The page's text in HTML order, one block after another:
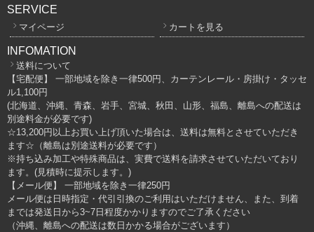
SERVICE
マイページ カートを見る
INFOMATION
送料について
【宅配便】 一部地域を除き一律500円、カーテンレール・房掛け・タッセ
ル1,100円
(北海道、沖縄、青森、岩手、宮城、秋田、山形、福島、離島への配送は
別途料金が必要です)
☆13,200円以上お買い上げ頂いた場合は、送料は無料とさせていただき
ます☆（離島は別途送料が必要です）
※持ち込み加工や特殊商品は、実費で送料を請求させていただいており
ます。(見積時に提示します。)
【メール便】 一部地域を除き一律250円
メール便は日時指定・代引引換のご利用はいただけません、また、到着
までは発送日から3~7日程度かかりますのでご了承ください
（沖縄、離島への配送は数日かかる場合がございます）